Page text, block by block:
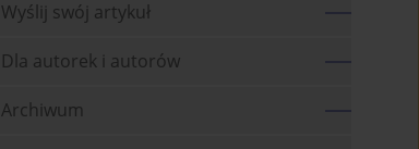
Wyślij swój artykuł
Dla autorek i autorów
Archiwum